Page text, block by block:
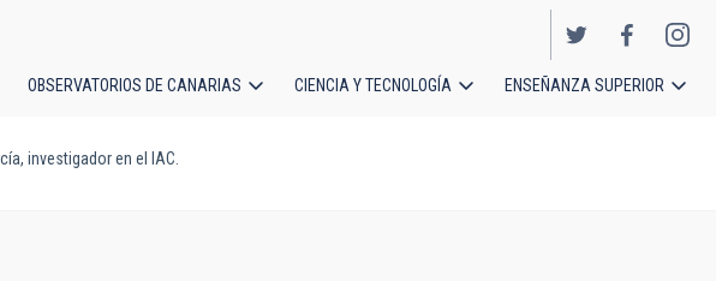
OBSERVATORIOS DE CANARIAS CIENCIA Y TECNOLOGÍA ENSEÑANZA SUPERIOR
investigador en el IAC.